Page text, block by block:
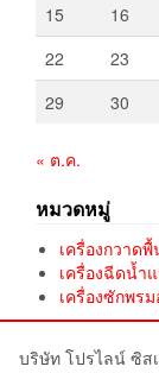
15
16
22
23
29
30
« ต.ค.
หมวดหมู่
เครื่องกวาด
เครื่องฉีดน้ำ
เครื่องซักพร
บริษัท โปรไลน์ ซิส